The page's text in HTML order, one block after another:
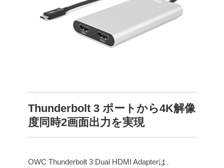
Thunderbolt 3 ポートから4K解像
度同時2画面出力を実現
OWC Thunderbolt 3 Dual HDMI Adapterは、